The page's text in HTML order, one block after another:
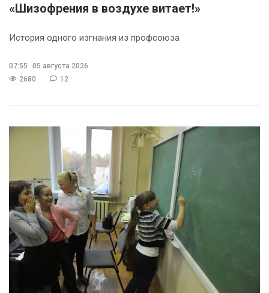
«Шизофрения в воздухе витает!»
История одного изгнания из профсоюза
07:55
05 августа 2026
2680
12